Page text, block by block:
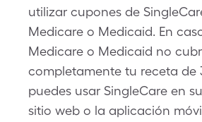
utilizar cupones de
Medicare o Medicaid. En
Medicare o Medicaid no
completamente tu receta de
puedes usar SingleCare en
sitio web o la aplicación